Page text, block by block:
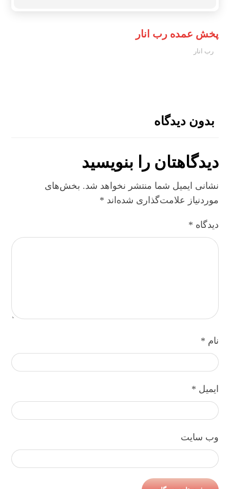
پخش عمده رب انار
رب انار
بدون دیدگاه
دیدگاهتان را بنویسید
نشانی ایمیل شما منتشر نخواهد شد. بخش‌های
موردنیاز علامت‌گذاری شده‌اند *
دیدگاه *
نام *
ایمیل *
وب‌ سایت